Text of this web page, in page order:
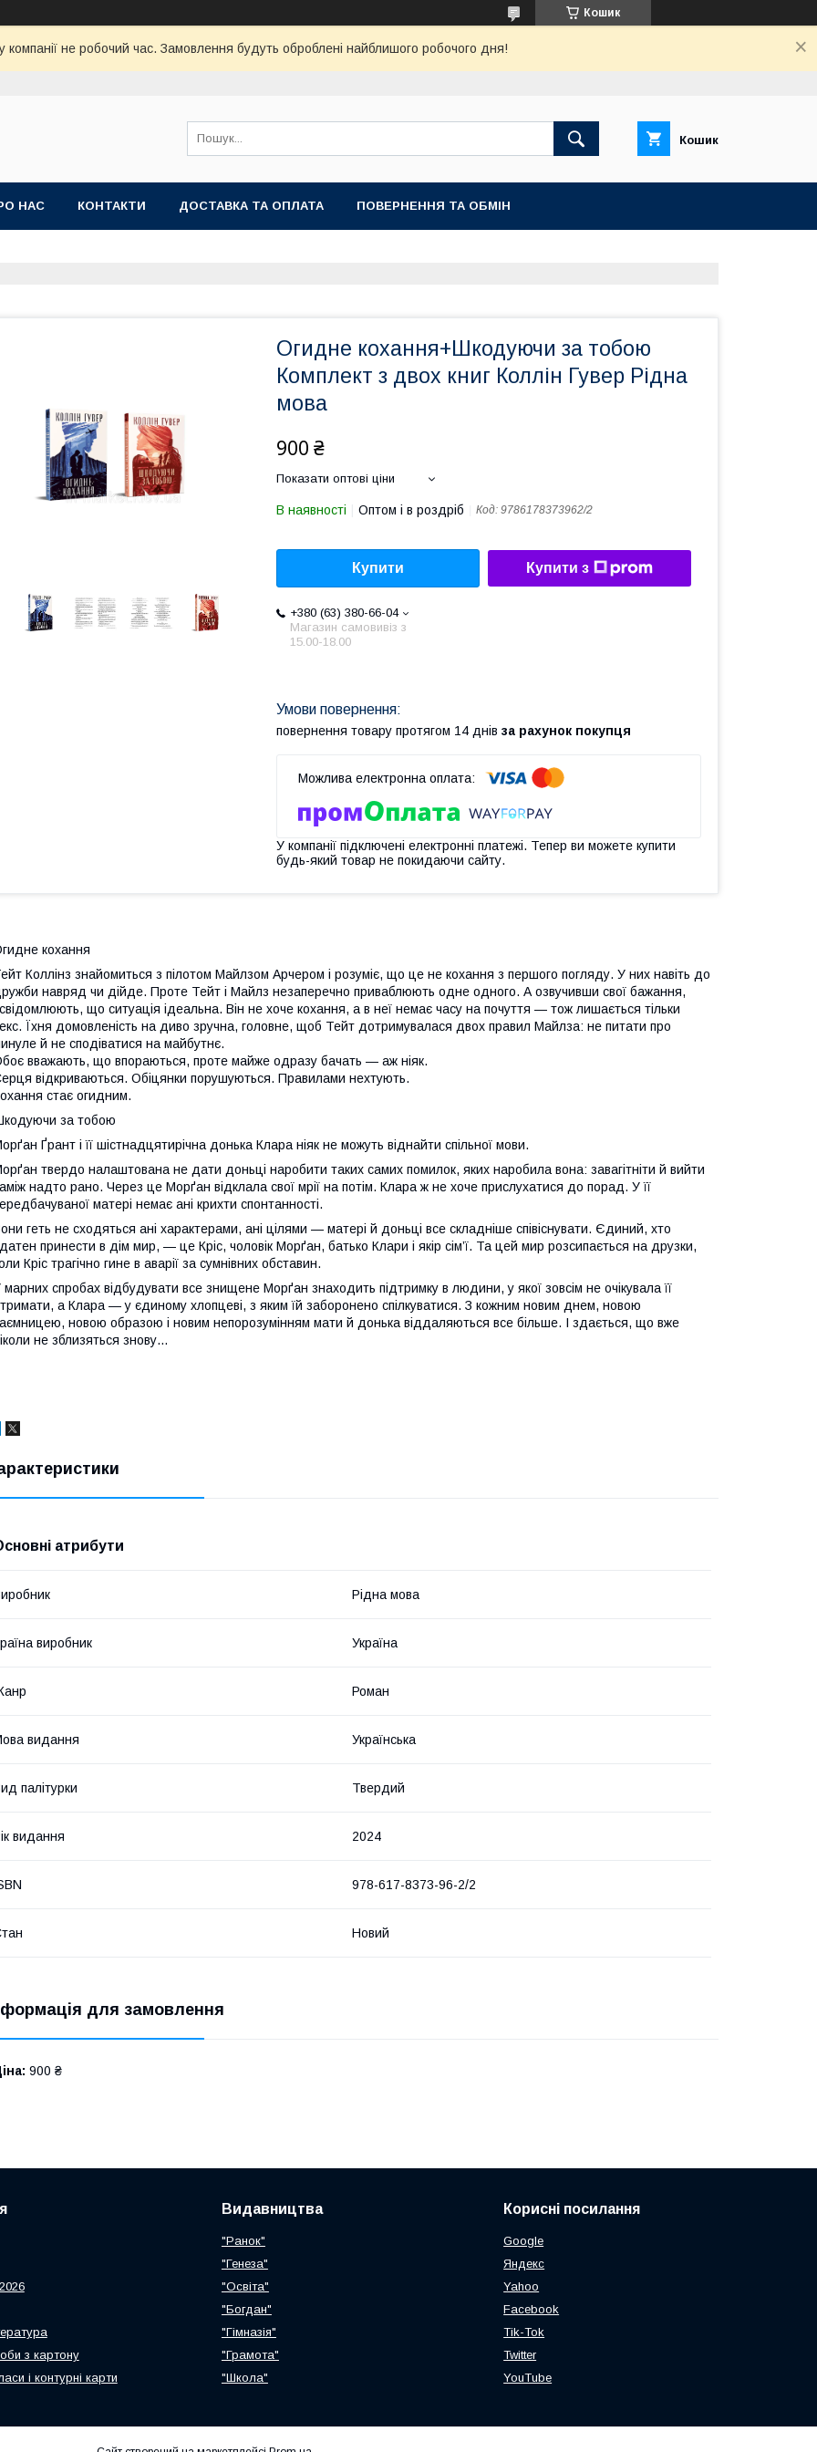
Кошик
компанії не робочий час. Замовлення будуть оброблені найблишого робочого дня!
Кошик
НАС КОНТАКТИ ДОСТАВКА ТА ОПЛАТА ПОВЕРНЕННЯ ТА ОБМІН
Огидне кохання+Шкодуючи за тобою
Комплект з двох книг Коллін Гувер Рідна
мова
900 ₴
Показати оптові ціни
В наявності Оптом і в роздріб Код: 9786178373962/2
Купити Купити з
+380 (63) 380-66-04
Магазин самовивіз з
15.00-18.00
повернення товару протягом 14 днів за рахунок покупця
У компанії підключені електронні платежі. Тепер ви можете купити
будь-який товар не покидаючи сайту.
кохання
Коллінз знайомиться з пілотом Майлзом Арчером і розуміє, що це не кохання з першого погляду. У них навіть до
навряд чи дійде. Проте Тейт і Майлз незаперечно приваблюють одне одного. А озвучивши свої бажання,
що ситуація ідеальна. Він не хоче кохання, а в неї немає часу на почуття — тож лишається тільки
Їхня домовленість на диво зручна, головне, щоб Тейт дотримувалася двох правил Майлза: не питати про
й не сподіватися на майбутнє.
вважають, що впораються, проте майже одразу бачать — аж ніяк.
відкриваються. Обіцянки порушуються. Правилами нехтують.
стає огидним.
за тобою
Ґрант і її шістнадцятирічна донька Клара ніяк не можуть віднайти спільної мови.
твердо налаштована не дати доньці наробити таких самих помилок, яких наробила вона: завагітніти й вийти
надто рано. Через це Морґан відклала свої мрії на потім. Клара ж не хоче прислухатися до порад. У її
матері немає ані крихти спонтанності.
геть не сходяться ані характерами, ані цілями — матері й доньці все складніше співіснувати. Єдиний, хто
принести в дім мир, — це Кріс, чоловік Морґан, батько Клари і якір сім’ї. Та цей мир розсипається на друзки,
Кріс трагічно гине в аварії за сумнівних обставин.
марних спробах відбудувати все знищене Морґан знаходить підтримку в людини, у якої зовсім не очікувала її
а Клара — у єдиному хлопцеві, з яким їй заборонено спілкуватися. З кожним новим днем, новою
новою образою і новим непорозумінням мати й донька віддаляються все більше. І здається, що вже
не зблизяться знову…
атрибути
Рідна мова
виробник Україна
Роман
видання Українська
палітурки Твердий
видання 2024
978-617-8373-96-2/2
Новий
для замовлення
900 ₴
з картону
і контурні карти
Видавництва
"Ранок"
"Генеза"
"Освіта"
"Богдан"
"Гімназія"
"Грамота"
"Школа"
Корисні посилання
Google
Яндекс
Yahoo
Facebook
Tik-Tok
Twitter
YouTube